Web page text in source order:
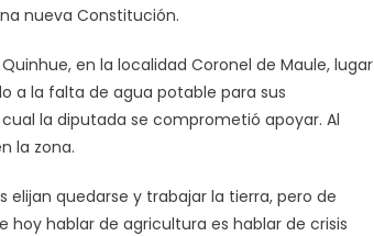
nueva Constitución.
en la localidad Coronel de Maule, lugar
a la falta de agua potable para sus
la diputada se comprometió apoyar. Al
la zona.
elijan quedarse y trabajar la tierra, pero de
hablar de agricultura es hablar de crisis